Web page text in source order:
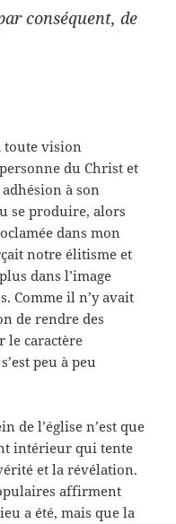
conséquent, de
toute vision
du Christ et
à son
se produire, alors
dans mon
notre élitisme et
dans l’image
Comme il n’y avait
de rendre des
le caractère
peu à peu
de l’église n’est que
intérieur qui tente
et la révélation.
affirment
a été, mais que la